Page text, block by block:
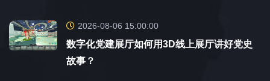
2026-08-06 15:00:00
数字化党建展厅如何用3D线上展厅讲好党史
故事？